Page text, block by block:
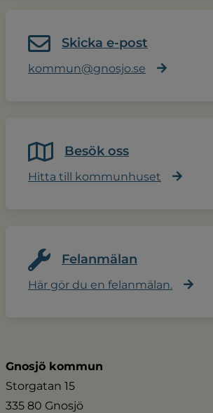
Skicka e-post
kommun@gnosjo.se
Besök oss
Hitta till kommunhuset
Felanmälan
Här gör du en felanmälan.
Gnosjö kommun
Storgatan 15
335 80 Gnosjö